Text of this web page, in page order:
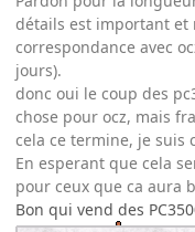
détails est important et
correspondance avec
jours).
donc oui le coup des
chose pour ocz, mais
cela ce termine, je suis
En esperant que cela
pour ceux que ca aura
Bon qui vend des